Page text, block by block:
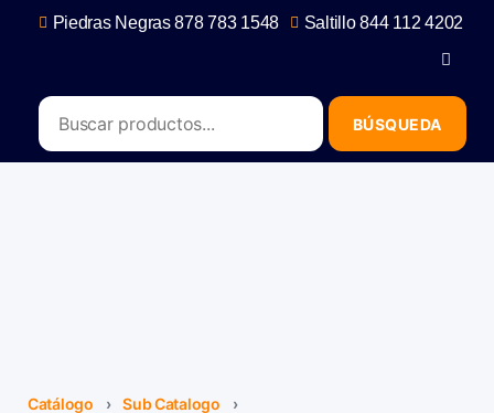
Piedras Negras 878 783 1548
Saltillo 844 112 4202
Catálogo › Sub Catalogo ›